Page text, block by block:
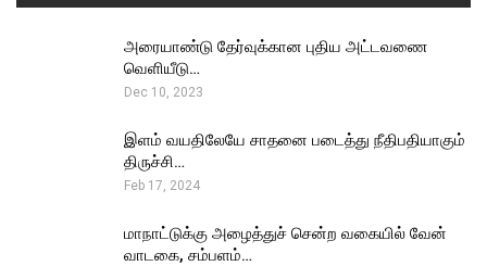
அரையாண்டு தேர்வுக்கான புதிய அட்டவணை
வெளியீடு…
Dec 10, 2023
இளம் வயதிலேயே சாதனை படைத்து நீதிபதியாகும்
திருச்சி…
Feb 17, 2024
மாநாட்டுக்கு அழைத்துச் சென்ற வகையில் வேன்
வாடகை, சம்பளம்…